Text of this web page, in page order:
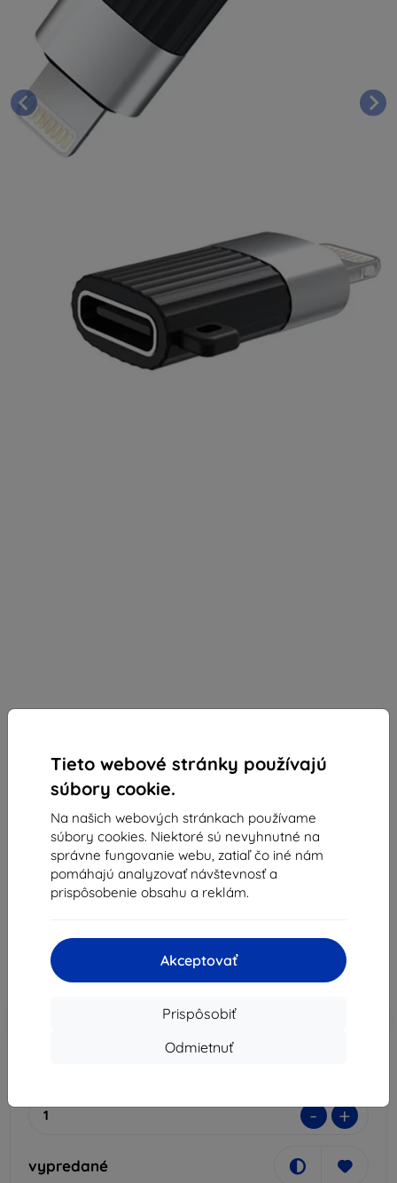
Tieto webové stránky používajú
súbory cookie.
Na našich webových stránkach používame
súbory cookies. Niektoré sú nevyhnutné na
správne fungovanie webu, zatiaľ čo iné nám
pomáhajú analyzovať návštevnosť a
prispôsobenie obsahu a reklám.
Akceptovať
Prispôsobiť
Odmietnuť
XO
Adaptér Adapter USB-C to Lightning XO NB149-D,
black (6920680869220)
Popis a špecifikácia
3,60 €
Cena bez DPH
Zľava s kupónomEXTRA10
- +
vypredané